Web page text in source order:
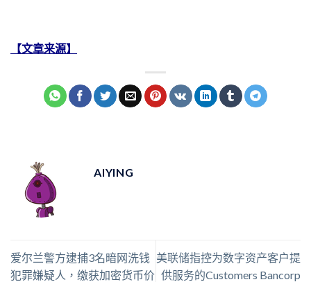
【文章来源】
AIYING
爱尔兰警方逮捕3名暗网洗钱
犯罪嫌疑人，缴获加密货币价
美联储指控为数字资产客户提
供服务的Customers Bancorp